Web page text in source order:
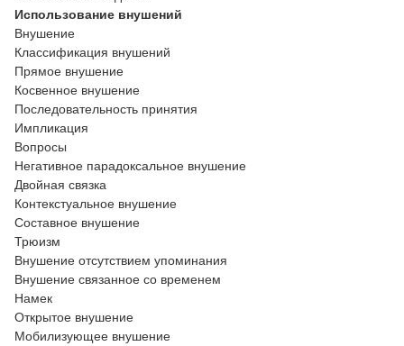
Использование внушений
Внушение
Классификация внушений
Прямое внушение
Косвенное внушение
Последовательность принятия
Импликация
Вопросы
Негативное парадоксальное внушение
Двойная связка
Контекстуальное внушение
Составное внушение
Трюизм
Внушение отсутствием упоминания
Внушение связанное со временем
Намек
Открытое внушение
Мобилизующее внушение